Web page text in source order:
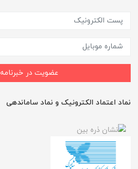
عضویت در خبرنامه
نماد اعتماد الکترونیک و نماد ساماندهی